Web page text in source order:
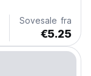
Sovesale fra
€5.25